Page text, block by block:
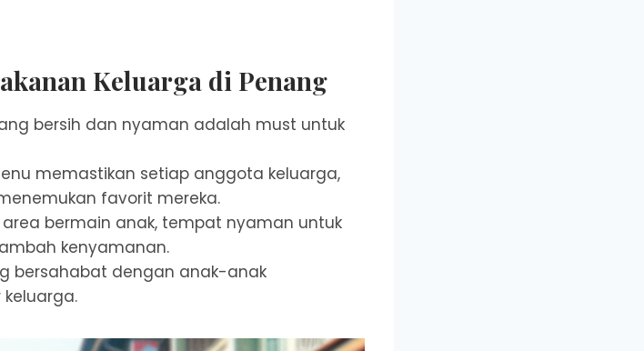
Keluarga di Penang
bersih dan nyaman adalah must untuk
memastikan setiap anggota keluarga,
favorit mereka.
area bermain anak, tempat nyaman untuk
kenyamanan.
bersahabat dengan anak-anak